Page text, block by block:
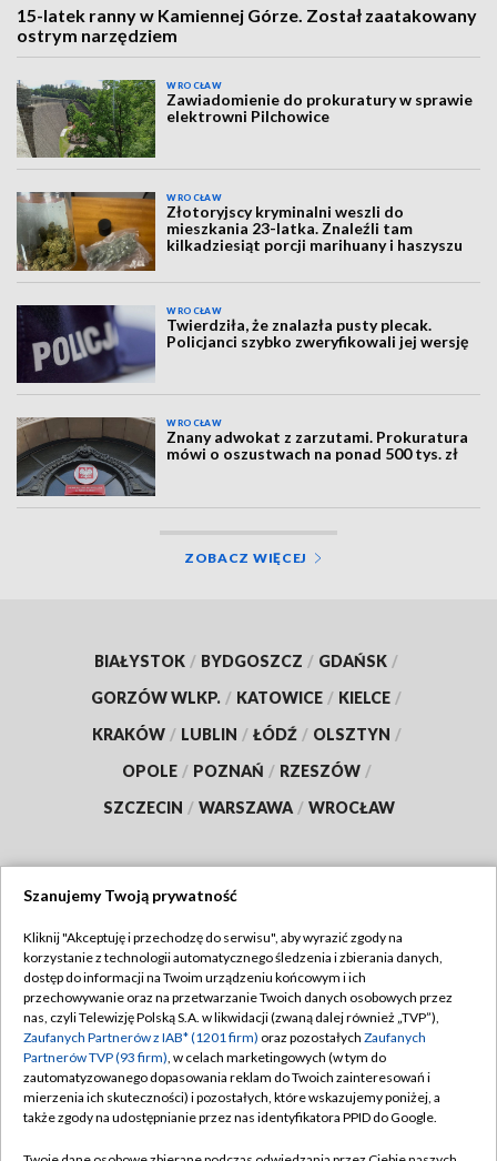
15-latek ranny w Kamiennej Górze. Został zaatakowany
ostrym narzędziem
WROCŁAW
Zawiadomienie do prokuratury w sprawie
elektrowni Pilchowice
WROCŁAW
Złotoryjscy kryminalni weszli do
mieszkania 23-latka. Znaleźli tam
kilkadziesiąt porcji marihuany i haszyszu
WROCŁAW
Twierdziła, że znalazła pusty plecak.
Policjanci szybko zweryfikowali jej wersję
WROCŁAW
Znany adwokat z zarzutami. Prokuratura
mówi o oszustwach na ponad 500 tys. zł
ZOBACZ WIĘCEJ
BIAŁYSTOK / BYDGOSZCZ / GDAŃSK /
GORZÓW WLKP. / KATOWICE / KIELCE /
KRAKÓW / LUBLIN / ŁÓDŹ / OLSZTYN /
OPOLE / POZNAŃ / RZESZÓW /
SZCZECIN / WARSZAWA / WROCŁAW
TVP
Abonament TVP
Emisja w TVP
Centrum informacji TVP
Naziemna Telewizja Cyfrowa
Regulamin TVP
Polityka prywatności
Moje zgody
Pomoc
Szanujemy Twoją prywatność
Kliknij "Akceptuję i przechodzę do serwisu", aby wyrazić zgody na
korzystanie z technologii automatycznego śledzenia i zbierania danych,
dostęp do informacji na Twoim urządzeniu końcowym i ich
przechowywanie oraz na przetwarzanie Twoich danych osobowych przez
nas, czyli Telewizję Polską S.A. w likwidacji (zwaną dalej również „TVP”),
Zaufanych Partnerów z IAB* (1201 firm) oraz pozostałych Zaufanych
Partnerów TVP (93 firm), w celach marketingowych (w tym do
zautomatyzowanego dopasowania reklam do Twoich zainteresowań i
mierzenia ich skuteczności) i pozostałych, które wskazujemy poniżej, a
także zgody na udostępnianie przez nas identyfikatora PPID do Google.